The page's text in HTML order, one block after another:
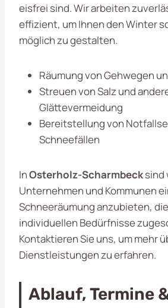
eisfrei sind. Wir arbeiten
effizient, um Ihnen den Winter
möglich zu gestalten.
Räumung von Gehwegen
Streuen von Salz und
Glättevermeidung
Bereitstellung von
Schneefällen
InOsterholz-Scharmbecksind
Unternehmen und Kommunen
Schneeräumung anzubieten,
individuellen Bedürfnisse
Kontaktieren Sie uns, um mehr
Dienstleistungen zu erfahren.
Ablauf, Termine